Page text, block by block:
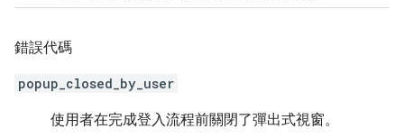
錯誤代碼
popup_closed_by_user
使用者在完成登入流程前關閉了彈出式視窗。